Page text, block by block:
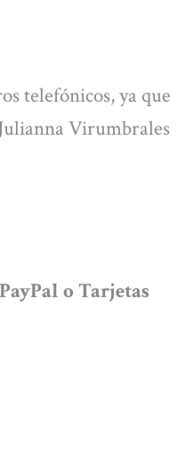
telefónicos, ya que
Virumbrales
o Tarjetas